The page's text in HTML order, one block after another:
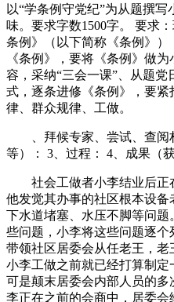
以“学条例守党纪”为从题撰
味。要求字数1500字。 要求
条例》（以下简称《条例》
《条例》，要将《条例》做
容，采纳“三会一课”、从题
式，逐条进修《条例》，要
律、群众规律、工做。
、拜候专家、尝试、查阅
等）： 3、过程： 4、成果（
社会工做者小李结业后正
他发觉其办事的社区根本设
下水道堵塞、水压不脚等问
些问题，小李将这些问题逐
带领社区居委会从任老王，
小李工做之前就已经打算制定
可是颠末居委会内部人员的
李正在之前的会商中，居委会